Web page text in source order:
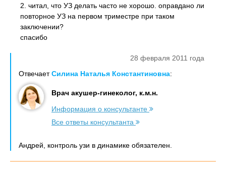
2. читал, что УЗ делать часто не хорошо. оправдано ли
повторное УЗ на первом триместре при таком
заключении?
спасибо
28 февраля 2011 года
ОтвечаетСилина Наталья Константиновна:
Врач акушер-гинеколог, к.м.н.
Информация о консультанте
Все ответы консультанта
Андрей, контроль узи в динамике обязателен.